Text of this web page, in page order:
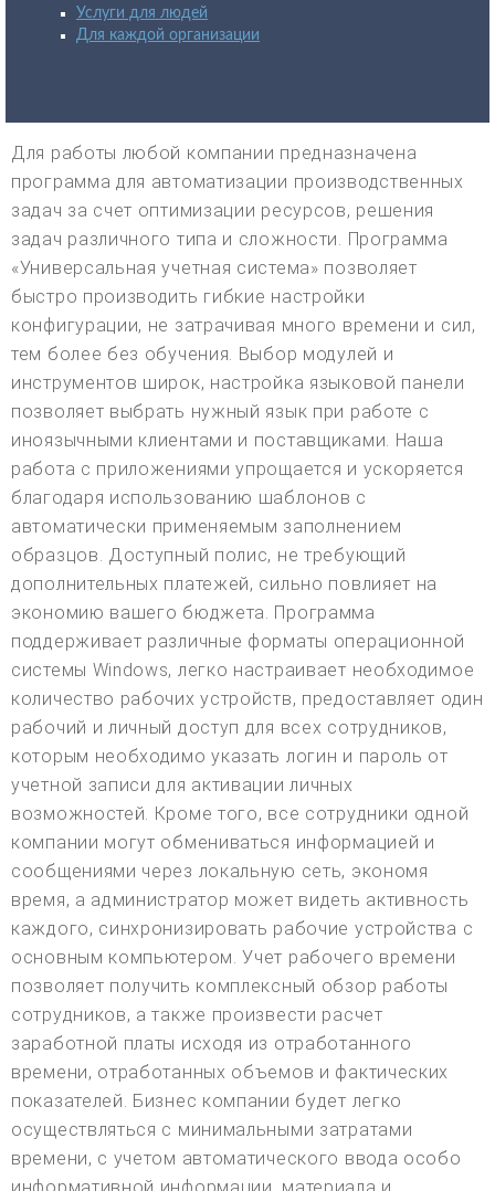
Услуги для людей
Для каждой организации
Для работы любой компании предназначена
программа для автоматизации производственных
задач за счет оптимизации ресурсов, решения
задач различного типа и сложности. Программа
«Универсальная учетная система» позволяет
быстро производить гибкие настройки
конфигурации, не затрачивая много времени и сил,
тем более без обучения. Выбор модулей и
инструментов широк, настройка языковой панели
позволяет выбрать нужный язык при работе с
иноязычными клиентами и поставщиками. Наша
работа с приложениями упрощается и ускоряется
благодаря использованию шаблонов с
автоматически применяемым заполнением
образцов. Доступный полис, не требующий
дополнительных платежей, сильно повлияет на
экономию вашего бюджета. Программа
поддерживает различные форматы операционной
системы Windows, легко настраивает необходимое
количество рабочих устройств, предоставляет один
рабочий и личный доступ для всех сотрудников,
которым необходимо указать логин и пароль от
учетной записи для активации личных
возможностей. Кроме того, все сотрудники одной
компании могут обмениваться информацией и
сообщениями через локальную сеть, экономя
время, а администратор может видеть активность
каждого, синхронизировать рабочие устройства с
основным компьютером. Учет рабочего времени
позволяет получить комплексный обзор работы
сотрудников, а также произвести расчет
заработной платы исходя из отработанного
времени, отработанных объемов и фактических
показателей. Бизнес компании будет легко
осуществляться с минимальными затратами
времени, с учетом автоматического ввода особо